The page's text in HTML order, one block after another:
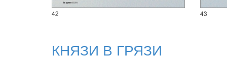
42 43
КНЯЗИ В ГРЯЗИ